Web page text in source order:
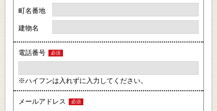
町名番地
建物名
電話番号 必須
※ハイフンは入れずに入力してください。
メールアドレス 必須